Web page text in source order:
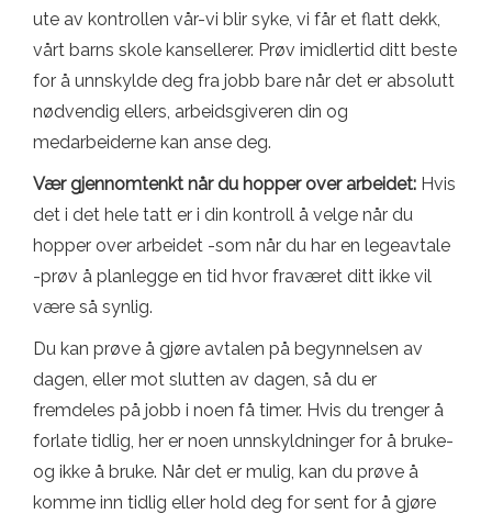
ute av kontrollen vår-vi blir syke, vi får et flatt dekk,
vårt barns skole kansellerer. Prøv imidlertid ditt beste
for å unnskylde deg fra jobb bare når det er absolutt
nødvendig ellers, arbeidsgiveren din og
medarbeiderne kan anse deg.
Vær gjennomtenkt når du hopper over arbeidet: Hvis
det i det hele tatt er i din kontroll å velge når du
hopper over arbeidet -som når du har en legeavtale
-prøv å planlegge en tid hvor fraværet ditt ikke vil
være så synlig.
Du kan prøve å gjøre avtalen på begynnelsen av
dagen, eller mot slutten av dagen, så du er
fremdeles på jobb i noen få timer. Hvis du trenger å
forlate tidlig, her er noen unnskyldninger for å bruke-
og ikke å bruke. Når det er mulig, kan du prøve å
komme inn tidlig eller hold deg for sent for å gjøre